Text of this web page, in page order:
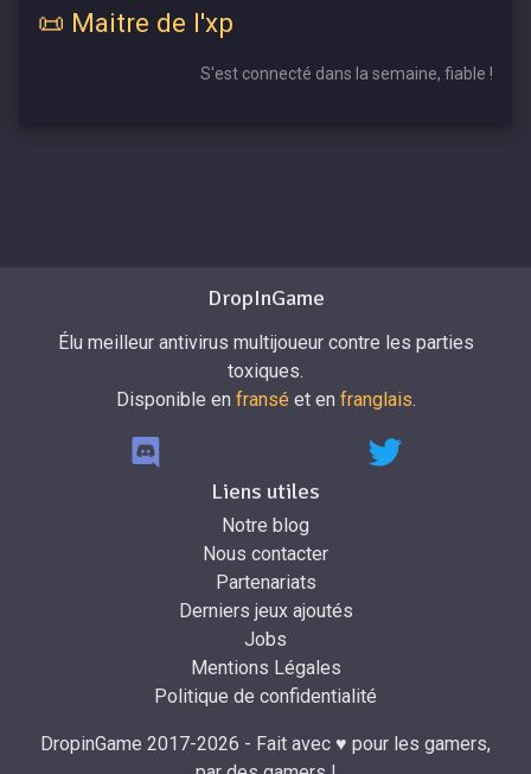
📜 Maitre de l'xp
S'est connecté dans la semaine, fiable !
DropInGame
Élu meilleur antivirus multijoueur contre les parties
toxiques.
Disponible en fransé et en franglais.
Liens utiles
Notre blog
Nous contacter
Partenariats
Derniers jeux ajoutés
Jobs
Mentions Légales
Politique de confidentialité
DropinGame 2017-2026 - Fait avec ♥ pour les gamers,